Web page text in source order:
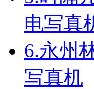
电写真
6.永州
写真机